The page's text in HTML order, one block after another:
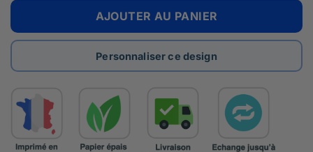
AJOUTER AU PANIER
Personnaliser ce design